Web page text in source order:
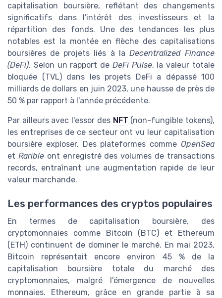
capitalisation boursière, reflétant des changements
significatifs dans l'intérêt des investisseurs et la
répartition des fonds. Une des tendances les plus
notables est la montée en flèche des capitalisations
boursières de projets liés à la Decentralized Finance
(DeFi). Selon un rapport de DeFi Pulse, la valeur totale
bloquée (TVL) dans les projets DeFi a dépassé 100
milliards de dollars en juin 2023, une hausse de près de
50 % par rapport à l'année précédente.
Par ailleurs avec l'essor des NFT (non-fungible tokens),
les entreprises de ce secteur ont vu leur capitalisation
boursière exploser. Des plateformes comme OpenSea
et Raribleont enregistré des volumes de transactions
records, entraînant une augmentation rapide de leur
valeur marchande.
Les performances des cryptos populaires
En termes de capitalisation boursière, des
cryptomonnaies comme Bitcoin (BTC) et Ethereum
(ETH) continuent de dominer le marché. En mai 2023,
Bitcoin représentait encore environ 45 % de la
capitalisation boursière totale du marché des
cryptomonnaies, malgré l'émergence de nouvelles
monnaies. Ethereum, grâce en grande partie à sa